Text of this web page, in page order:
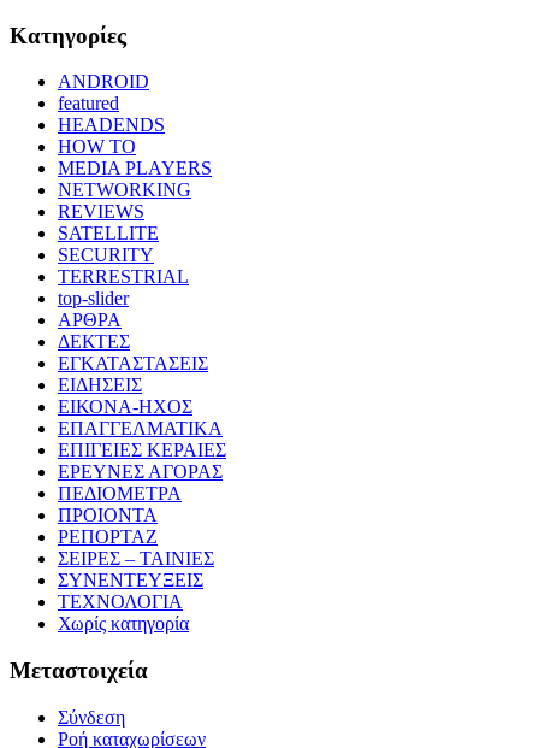
Kατηγορίες
ANDROID
featured
HEADENDS
HOW TO
MEDIA PLAYERS
NETWORKING
REVIEWS
SATELLITE
SECURITY
TERRESTRIAL
top-slider
ΑΡΘΡΑ
ΔΕΚΤΕΣ
ΕΓΚΑΤΑΣΤΑΣΕΙΣ
ΕΙΔΗΣΕΙΣ
ΕΙΚΟΝΑ-ΗΧΟΣ
ΕΠΑΓΓΕΛΜΑΤΙΚΑ
ΕΠΙΓΕΙΕΣ ΚΕΡΑΙΕΣ
ΕΡΕΥΝΕΣ ΑΓΟΡΑΣ
ΠΕΔΙΟΜΕΤΡΑ
ΠΡΟΙΟΝΤΑ
ΡΕΠΟΡΤΑΖ
ΣΕΙΡΕΣ – ΤΑΙΝΙΕΣ
ΣΥΝΕΝΤΕΥΞΕΙΣ
ΤΕΧΝΟΛΟΓΙΑ
Χωρίς κατηγορία
Μεταστοιχεία
Σύνδεση
Ροή καταχωρίσεων